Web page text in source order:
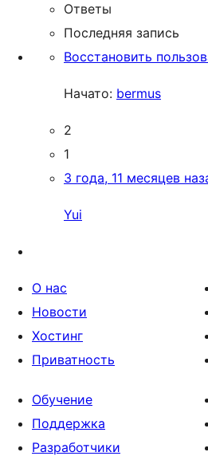
Ответы
Последняя запись
Восстановить
Начато: bermus
2
1
3 года, 11 месяцев
Yui
О нас
Новости
Хостинг
Приватность
Обучение
Поддержка
Разработчики